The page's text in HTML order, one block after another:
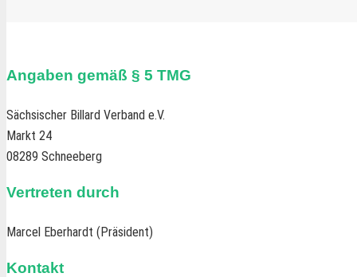
Angaben gemäß § 5 TMG
Sächsischer Billard Verband e.V.
Markt 24
08289 Schneeberg
Vertreten durch
Marcel Eberhardt (Präsident)
Kontakt